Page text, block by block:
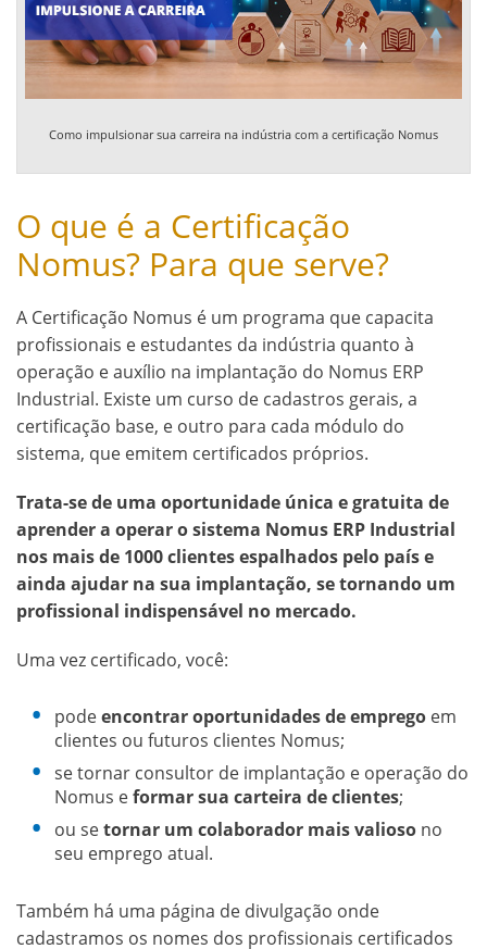
Como impulsionar sua carreira na indústria com a certificação Nomus
O que é a Certificação
Nomus? Para que serve?
A Certificação Nomus é um programa que capacita
profissionais e estudantes da indústria quanto à
operação e auxílio na implantação do Nomus ERP
Industrial. Existe um curso de cadastros gerais, a
certificação base, e outro para cada módulo do
sistema, que emitem certificados próprios.
Trata-se de uma oportunidade única e gratuita de
aprender a operar o sistema Nomus ERP Industrial
nos mais de 1000 clientes espalhados pelo país e
ainda ajudar na sua implantação, se tornando um
profissional indispensável no mercado.
Uma vez certificado, você:
podeencontrar oportunidades de emprego em
clientes ou futuros clientes Nomus;
se tornar consultor de implantação e operação do
Nomus eformar sua carteira de clientes;
ou setornar um colaborador mais valioso no
seu emprego atual.
Também há uma página de divulgação onde
cadastramos os nomes dos profissionais certificados